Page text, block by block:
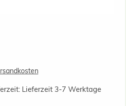
Lieferzeit 3-7 Werktage